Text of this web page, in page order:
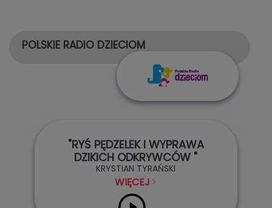
POLSKIE RADIO DZIECIOM
"RYŚ PĘDZELEK I WYPRAWA
DZIKICH ODKRYWCÓW "
KRYSTIAN TYRAŃSKI
WIĘCEJ